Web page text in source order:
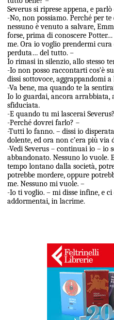
Severus si riprese appena, e
-No, non possiamo. Perché per te
nessuno è venuto a salvare,
forse, prima di conoscere
me. Ora io voglio prendermi
perduta… del tutto. –
Io rimasi in silenzio, allo stesso
-Io non posso raccontarti cos’è
dissi sottovoce, aggrappandomi a
-Va bene, ma quando te la
Io lo guardai, ancora arrabbiata,
sfiduciata.
-E quando tu mi lascerai
-Perché dovrei farlo? –
-Tutti lo fanno. – dissi io
dolente, ed ora non c’era più via
-Vedi Severus – continuai io – io
abbandonato. Nessuno lo vuole.
tempo lontano dalla società,
potrebbe mordere, oppure
me. Nessuno mi vuole. –
-Io ti voglio. – mi disse infine, e
addormentai, in lacrime.